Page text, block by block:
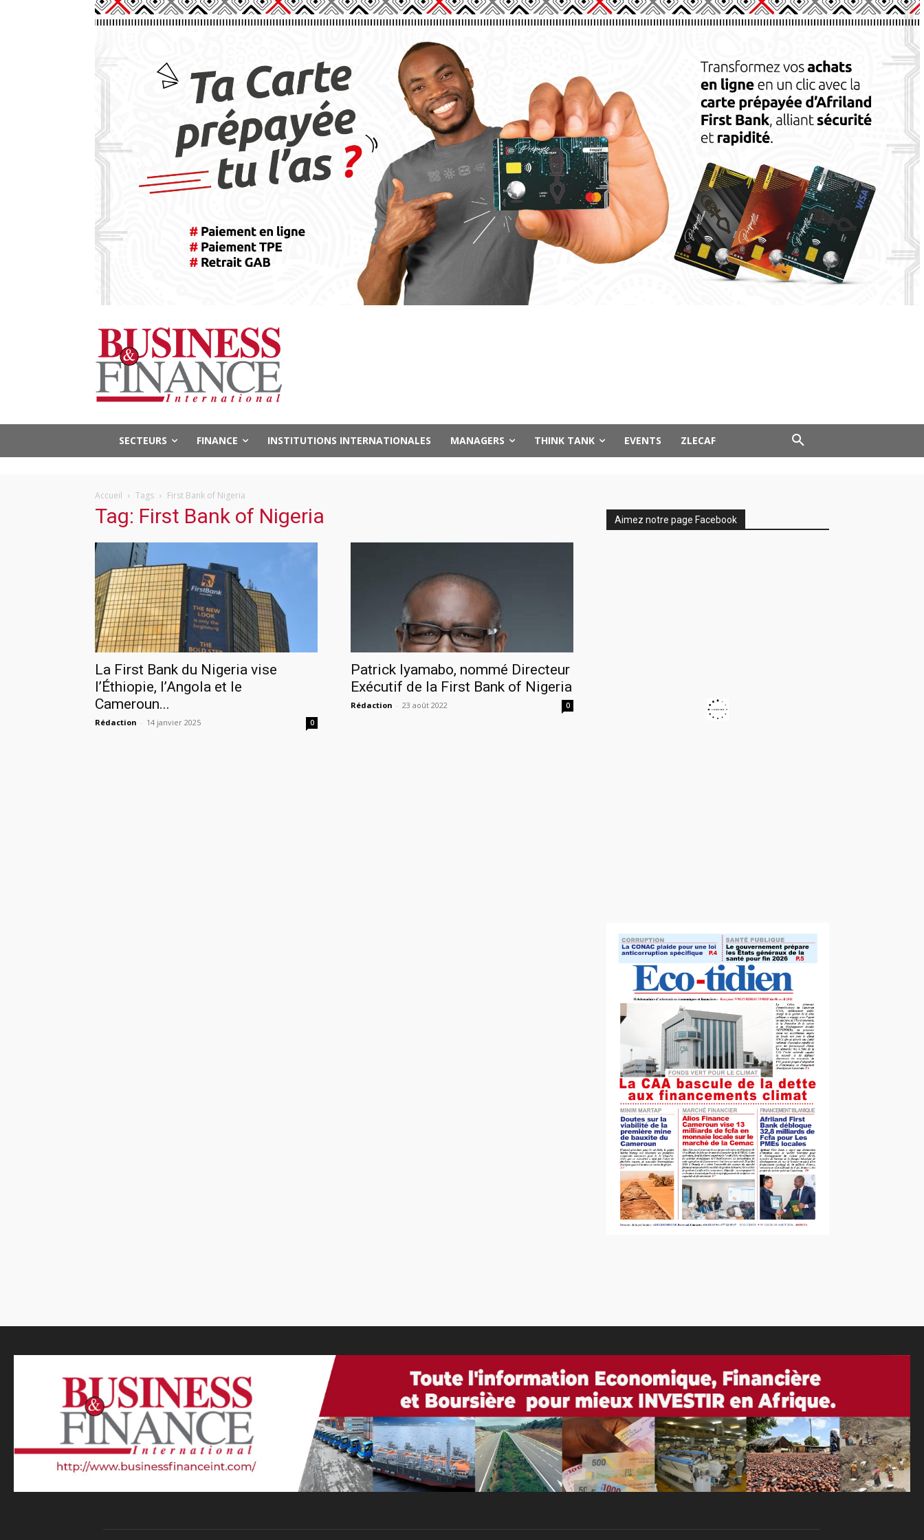
SECTEURS FINANCE INSTITUTIONS INTERNATIONALES MANAGERS THINK TANK EVENTS ZLECAF
Accueil Tags First Bank of Nigeria
Tag: First Bank of Nigeria
La First Bank du Nigeria vise
l’Éthiopie, l’Angola et le
Cameroun...
Rédaction - 14 janvier 2025 0
Patrick Iyamabo, nommé Directeur
Exécutif de la First Bank of Nigeria
Rédaction - 23 août 2022 0
Aimez notre page Facebook